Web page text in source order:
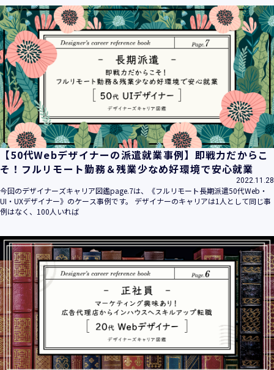
info@y-create.co.jp
電話番号：03-6712-7970（土日休日を除く9:00～18:00）
平成16年 2月 1日
平成21年 3月23日 改訂
平成23年 4月 1日 改訂
平成26年 9月10日 改訂
平成27年 6月24日 改訂
平成28年11月 1日 改訂
平成30年 7月 1日 改訂
令和6年 5月 1日 改訂
令和7年 2月17日 改訂
株式会社ユウクリ（以下「当社」といいます。）が取得する
個人情報とは、個人の識別に係る以下の情報をいいます。
カード情報、ログインID、パスワード、ニックネーム、IPア
ドレス等において、特定の個人を識別できる情報
（他の情報と照合することができ、それにより特定の個人を
識別することができることとなるものを含みます。）
・当社の運営・提供するサービス（以下総称して「当社サー
ビス」といいます。）において、お客様が、当社でご利用に
なったサービスの内容、ご利用日時、ご利用回数などのご利
用内容及びご利用履歴に関する情報
【個人情報の取得・収集について】
【50代Webデザイナーの派遣就業事例】即戦力だからこ
そ！フルリモート勤務＆残業少なめ好環境で安心就業
2022.11.28
今回のデザイナーズキャリア図鑑page.7は、《フルリモート長期派遣50代Web・
UI・UXデザイナー》のケース事例です。 デザイナーのキャリアは1人として同じ事
例はなく、100人いれば